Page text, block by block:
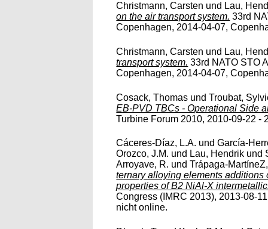
Christmann, Carsten und Lau,
on the air transport system. 33rd
Copenhagen, 2014-04-07,
Christmann, Carsten und Lau,
transport system. 33rd NATO STO
Copenhagen, 2014-04-07,
Cosack, Thomas undTroubat,
EB-PVD TBCs - Operational Side
Turbine Forum 2010, 2010-09-22 -
Cáceres-Díaz, L.A. undGarcía-
Orozco, J.M. und Lau, Hendrik und
Arroyave, R. undTrápaga-
ternary alloying elements
properties of B2 NiAl-X
Congress (IMRC 2013), 2013-08-
nicht online.